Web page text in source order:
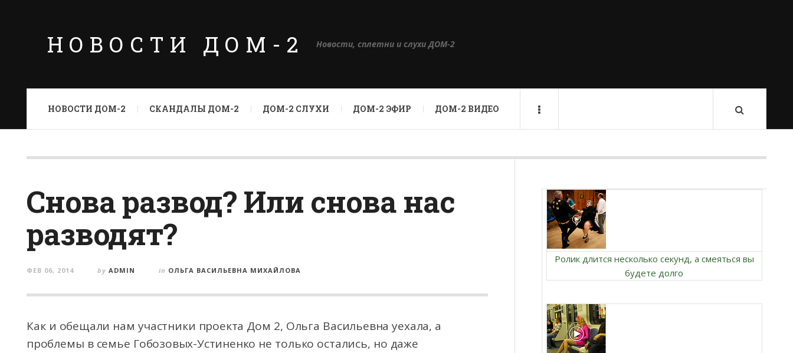
НОВОСТИ ДОМ-2 Новости, сплетни и слухи ДОМ-2
НОВОСТИ ДОМ-2 СКАНДАЛЫ ДОМ-2 ДОМ-2 СЛУХИ ДОМ-2 ЭФИР ДОМ-2 ВИДЕО
Снова развод? Или снова нас
разводят?
ФЕВ 06, 2014 by ADMIN in ОЛЬГА ВАСИЛЬЕВНА МИХАЙЛОВА
Как и обещали нам участники проекта Дом 2, Ольга Васильевна уехала, а
проблемы в семье Гобозовых-Устиненко не только остались, но даже
Ролик длится несколько секунд, а смеяться вы
будете долго